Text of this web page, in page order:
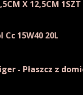
X 12,5CM 1SZT
Cc 15W40 20L
- Płaszcz z